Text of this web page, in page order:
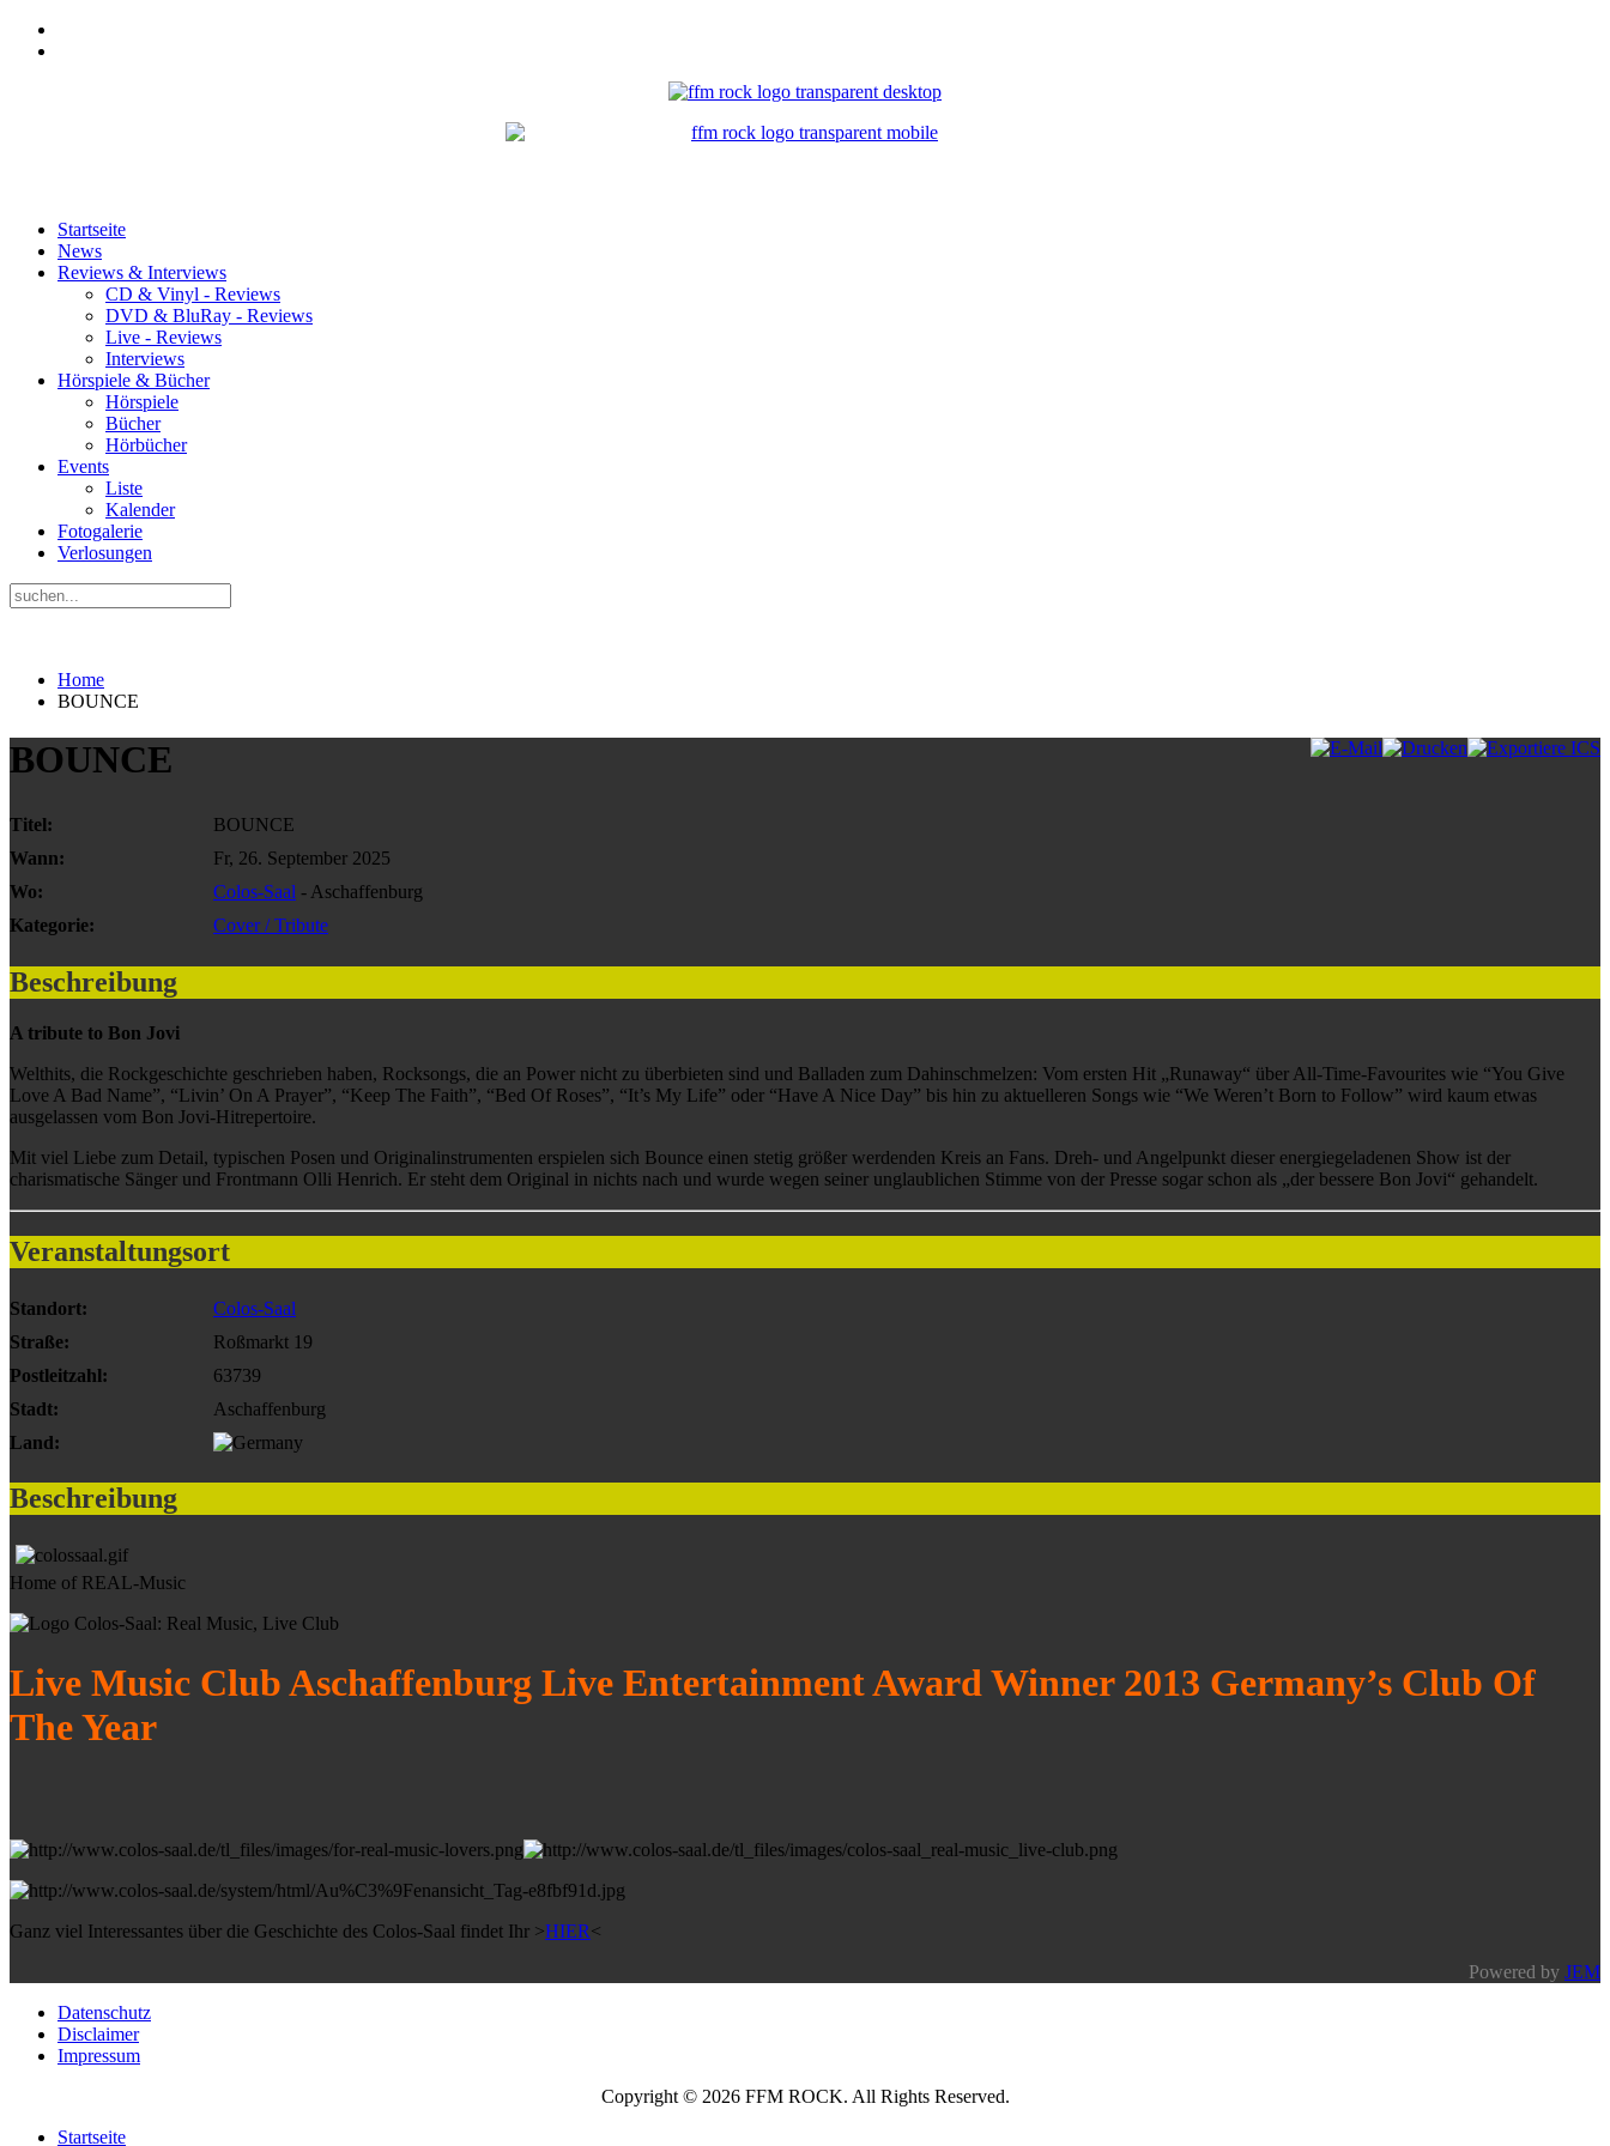
Startseite
News
Reviews & Interviews
CD & Vinyl - Reviews
DVD & BluRay - Reviews
Live - Reviews
Interviews
Hörspiele & Bücher
Hörspiele
Bücher
Hörbücher
Events
Liste
Kalender
Fotogalerie
Verlosungen
Home
BOUNCE
BOUNCE
Titel:
BOUNCE
Wann:
Fr, 26. September 2025
Wo:
Colos-Saal - Aschaffenburg
Kategorie:
Cover / Tribute
Beschreibung
A tribute to Bon Jovi
Welthits, die Rockgeschichte geschrieben haben, Rocksongs, die an Power nicht zu überbieten sind und Balladen zum Dahinschmelzen: Vom ersten Hit „Runaway“ über All-Time-Favourites wie “You Give
Love A Bad Name”, “Livin’ On A Prayer”, “Keep The Faith”, “Bed Of Roses”, “It’s My Life” oder “Have A Nice Day” bis hin zu aktuelleren Songs wie “We Weren’t Born to Follow” wird kaum etwas
ausgelassen vom Bon Jovi-Hitrepertoire.
Mit viel Liebe zum Detail, typischen Posen und Originalinstrumenten erspielen sich Bounce einen stetig größer werdenden Kreis an Fans. Dreh- und Angelpunkt dieser energiegeladenen Show ist der
charismatische Sänger und Frontmann Olli Henrich. Er steht dem Original in nichts nach und wurde wegen seiner unglaublichen Stimme von der Presse sogar schon als „der bessere Bon Jovi“ gehandelt.
Veranstaltungsort
Standort:
Colos-Saal
Straße:
Roßmarkt 19
Postleitzahl:
63739
Stadt:
Aschaffenburg
Land:
Beschreibung
Home of REAL-Music
Live Music Club Aschaffenburg Live Entertainment Award Winner 2013 Germany’s Club Of
The Year
Ganz viel Interessantes über die Geschichte des Colos-Saal findet Ihr >HIER<
Powered by JEM
Datenschutz
Disclaimer
Impressum
Copyright © 2026 FFM ROCK. All Rights Reserved.
Startseite